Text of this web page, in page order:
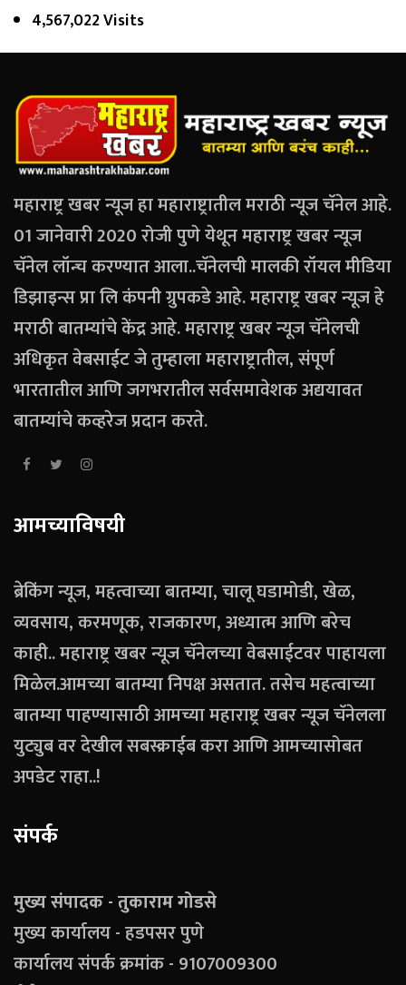
4,567,022 Visits
महाराष्ट्र खबर न्यूज हा महाराष्ट्रातील मराठी न्यूज चॅनेल आहे.
01 जानेवारी 2020 रोजी पुणे येथून महाराष्ट्र खबर न्यूज
चॅनेल लॉन्च करण्यात आला..चॅनेलची मालकी रॉयल मीडिया
डिझाइन्स प्रा लि कंपनी ग्रुपकडे आहे. महाराष्ट्र खबर न्यूज हे
मराठी बातम्यांचे केंद्र आहे. महाराष्ट्र खबर न्यूज चॅनेलची
अधिकृत वेबसाईट जे तुम्हाला महाराष्ट्रातील, संपूर्ण
भारतातील आणि जगभरातील सर्वसमावेशक अद्ययावत
बातम्यांचे कव्हरेज प्रदान करते.
आमच्याविषयी
ब्रेकिंग न्यूज, महत्वाच्या बातम्या, चालू घडामोडी, खेळ,
व्यवसाय, करमणूक, राजकारण, अध्यात्म आणि बरेच
काही.. महाराष्ट्र खबर न्यूज चॅनेलच्या वेबसाईटवर पाहायला
मिळेल.आमच्या बातम्या निपक्ष असतात. तसेच महत्वाच्या
बातम्या पाहण्यासाठी आमच्या महाराष्ट्र खबर न्यूज चॅनेलला
युट्युब वर देखील सबस्क्राईब करा आणि आमच्यासोबत
अपडेट राहा..!
संपर्क
मुख्य संपादक - तुकाराम गोडसे
मुख्य कार्यालय - हडपसर पुणे
कार्यालय संपर्क क्रमांक - 9107009300